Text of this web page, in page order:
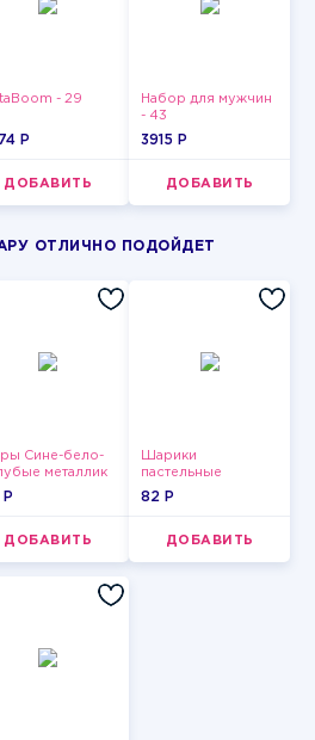
- 29
P
ДОБАВИТЬ
Набор для мужчин
- 43
3915 P
ДОБАВИТЬ
ОТЛИЧНО ПОДОЙДЕТ
Сине-бело-
металлик
ДОБАВИТЬ
Шарики
пастельные
82 P
ДОБАВИТЬ